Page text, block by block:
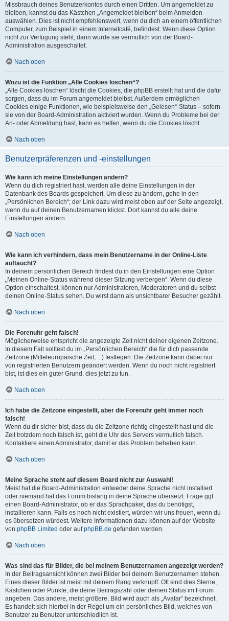
Missbrauch deines Benutzerkontos durch einen Dritten. Um angemeldet zu
bleiben, kannst du das Kästchen „Angemeldet bleiben“ beim Anmelden
auswählen. Dies ist nicht empfehlenswert, wenn du dich an einem öffentlichen
Computer, zum Beispiel in einem Internetcafé, befindest. Wenn diese Option
nicht zur Verfügung steht, dann wurde sie vermutlich von der Board-
Administration ausgeschaltet.
Nach oben
Wozu ist die Funktion „Alle Cookies löschen“?
„Alle Cookies löschen“ löscht die Cookies, die phpBB erstellt hat und die dafür
sorgen, dass du im Forum angemeldet bleibst. Außerdem ermöglichen
Cookies einige Funktionen, wie beispielsweise den „Gelesen“-Status – sofern
sie von der Board-Administration aktiviert wurden. Wenn du Probleme bei der
An- oder Abmeldung hast, kann es helfen, wenn du die Cookies löscht.
Nach oben
Benutzerpräferenzen und -einstellungen
Wie kann ich meine Einstellungen ändern?
Wenn du dich registriert hast, werden alle deine Einstellungen in der
Datenbank des Boards gespeichert. Um diese zu ändern, gehe in den
„Persönlichen Bereich“; der Link dazu wird meist oben auf der Seite angezeigt,
wenn du auf deinen Benutzernamen klickst. Dort kannst du alle deine
Einstellungen ändern.
Nach oben
Wie kann ich verhindern, dass mein Benutzername in der Online-Liste
auftaucht?
In deinem persönlichen Bereich findest du in den Einstellungen eine Option
„Meinen Online-Status während dieser Sitzung verbergen“. Wenn du diese
Option einschaltest, können nur Administratoren, Moderatoren und du selbst
deinen Online-Status sehen. Du wirst dann als unsichtbarer Besucher gezählt.
Nach oben
Die Forenuhr geht falsch!
Möglicherweise entspricht die angezeigte Zeit nicht deiner eigenen Zeitzone.
In diesem Fall solltest du im „Persönlichen Bereich“ die für dich passende
Zeitzone (Mitteleuropäische Zeit, ...) festlegen. Die Zeitzone kann dabei nur
von registrierten Benutzern geändert werden. Wenn du noch nicht registriert
bist, ist dies ein guter Grund, dies jetzt zu tun.
Nach oben
Ich habe die Zeitzone eingestellt, aber die Forenuhr geht immer noch
falsch!
Wenn du dir sicher bist, dass du die Zeitzone richtig eingestellt hast und die
Zeit trotzdem noch falsch ist, geht die Uhr des Servers vermutlich falsch.
Kontaktiere einen Administrator, damit er das Problem beheben kann.
Nach oben
Meine Sprache steht auf diesem Board nicht zur Auswahl!
Meist hat die Board-Administration entweder deine Sprache nicht installiert
oder niemand hat das Forum bislang in deine Sprache übersetzt. Frage ggf.
einen Board-Administrator, ob er das Sprachpaket, das du benötigst,
installieren kann. Falls es noch nicht existiert, würden wir uns freuen, wenn du
es übersetzen würdest. Weitere Informationen dazu können auf der Website
von phpBB Limited oder aufphpBB.de gefunden werden.
Nach oben
Was sind das für Bilder, die bei meinem Benutzernamen angezeigt werden?
In der Beitragsansicht können zwei Bilder bei deinem Benutzernamen stehen.
Eines dieser Bilder ist meist mit deinem Rang verknüpft: Oft sind dies Sterne,
Kästchen oder Punkte, die deine Beitragszahl oder deinen Status im Forum
angeben. Das andere, meist größere, Bild wird auch als „Avatar“ bezeichnet.
Es handelt sich hierbei in der Regel um ein persönliches Bild, welches von
Benutzer zu Benutzer unterschiedlich ist.